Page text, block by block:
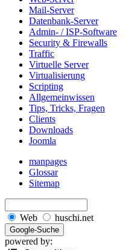
Mail-Server
Datenbank-Server
Admin- / ISP-Software
Security & Firewalls
Traffic
Virtuelle Server
Virtualisierung
Scripting
Allgemeinwissen
Tips, Tricks, Fragen
Clients
Downloads
Joomla
manpages
Glossar
Sitemap
Web huschi.net
powered by: